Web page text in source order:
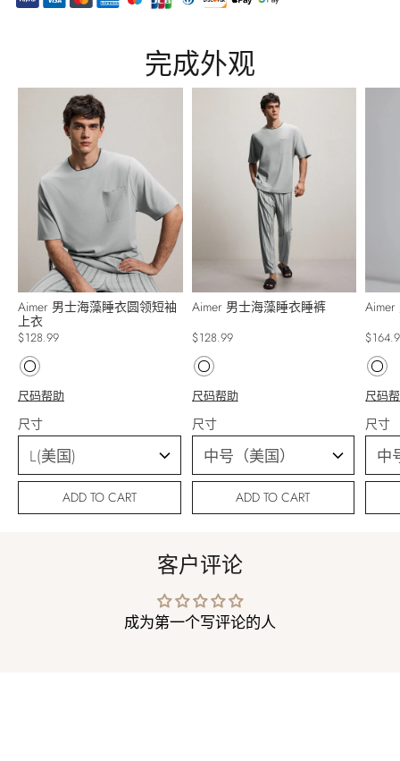
完成外观
Aimer 男士海藻睡衣圆领短袖
上衣
$128.99
尺码帮助
尺寸
ADD TO CART
Aimer 男士海藻睡衣睡裤
$128.99
尺码帮助
尺寸
ADD TO CART
尺码
尺寸
客户评论
成为第一个写评论的人